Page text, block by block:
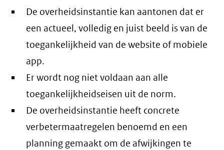
De overheidsinstantie kan aantonen dat er
een actueel, volledig en juist beeld is van de
toegankelijkheid van de website of mobiele
app.
Er wordt nog niet voldaan aan alle
toegankelijkheidseisen uit de norm.
De overheidsinstantie heeft concrete
verbetermaatregelen benoemd en een
planning gemaakt om de afwijkingen te